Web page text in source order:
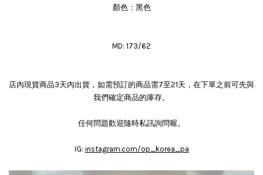
顏色：黑色
MD: 173/62
店內現貨商品3天內出貨，如需預訂的商品需7至21天，在下單之前可先與
我們確定商品的庫存。
任何問題歡迎隨時私訊詢問喔。
IG: instagram.com/op_korea_pa